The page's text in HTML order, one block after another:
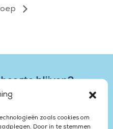
zoals cookies om
Door in te stemmen
blijven?
in voor onze